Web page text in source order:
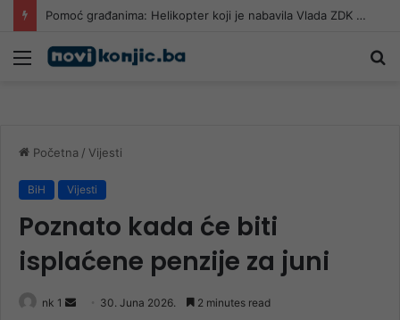
Pomoć građanima: Helikopter koji je nabavila Vlada ZDK gasi požar u HNK
Meni
Početna / Vijesti
BiH Vijesti
Poznato kada će biti
isplaćene penzije za juni
nk 1
Send 30. Juna 2026. 2 minutes read